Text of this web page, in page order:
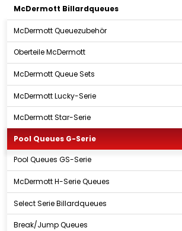
McDermott Billardqueues
McDermott Queuezubehör
Oberteile McDermott
McDermott Queue Sets
McDermott Lucky-Serie
McDermott Star-Serie
Pool Queues G-Serie
Pool Queues GS-Serie
McDermott H-Serie Queues
Select Serie Billardqueues
Break/Jump Queues